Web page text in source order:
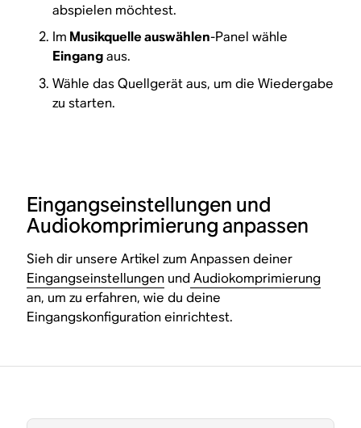
abspielen möchtest.
Im Musikquelle auswählen-Panel wähle
Eingangaus.
Wähle das Quellgerät aus, um die Wiedergabe
zu starten.
Eingangseinstellungen und
Audiokomprimierung anpassen
Sieh dir unsere Artikel zum Anpassen deiner
Eingangseinstellungen und Audiokomprimierung
an, um zu erfahren, wie du deine
Eingangskonfiguration einrichtest.